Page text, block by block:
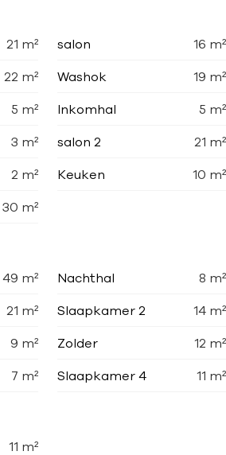
21 m² salon 16 m²
22 m² Washok 19 m²
5 m² Inkomhal 5 m²
3 m² salon 2 21 m²
2 m² Keuken 10 m²
30 m²
49 m² Nachthal 8 m²
21 m² Slaapkamer 2 14 m²
9 m² Zolder 12 m²
7 m² Slaapkamer 4 11 m²
11 m²